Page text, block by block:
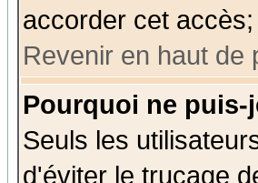
accorder cet
Revenir en haut de
Pourquoi ne puis-
Seuls les
d'éviter le trucage